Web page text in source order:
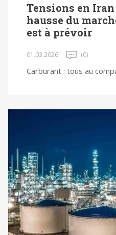
Tensions en
hausse du
est à prévoir
01.03.2026 (0)
Carburant : tous au